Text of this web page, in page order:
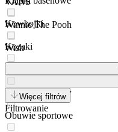
Winnie The Pooh
Wish
Kowbojki
Kozaki
Obuwie do wody
Obuwie sportowe
Więcej filtrów
Filtrowanie